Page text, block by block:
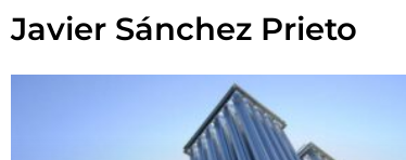
Javier Sánchez Prieto